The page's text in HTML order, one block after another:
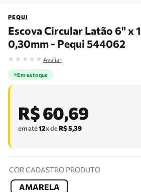
PEQUI
Escova Circular Latão 6" x
0,30mm - Pequi 544062
★ ★ ★ ★ ★ Avaliar
Em estoque
R$60,69
em até12x deR$5,39
COR CADASTRO PRODUTO
AMARELA